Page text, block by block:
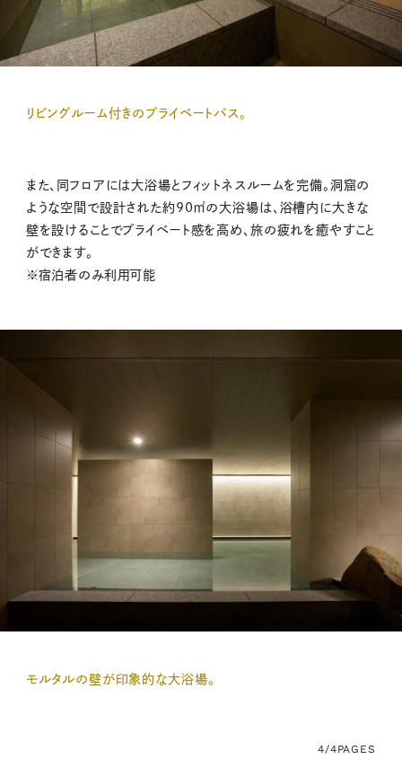
リビングルーム付きのプライベートバス。
また、同フロアには大浴場とフィットネスルームを完備。洞窟の
ような空間で設計された約90㎡の大浴場は、浴槽内に大きな
壁を設けることでプライベート感を高め、旅の疲れを癒やすこと
ができます。
※宿泊者のみ利用可能
モルタルの壁が印象的な大浴場。
4/4PAGES